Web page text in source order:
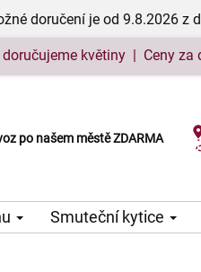
doručení je od 9.8.2026 z
doručujeme květiny | Ceny za
po našem městě ZDARMA
výběr času a dne doručení
Smuteční kytice